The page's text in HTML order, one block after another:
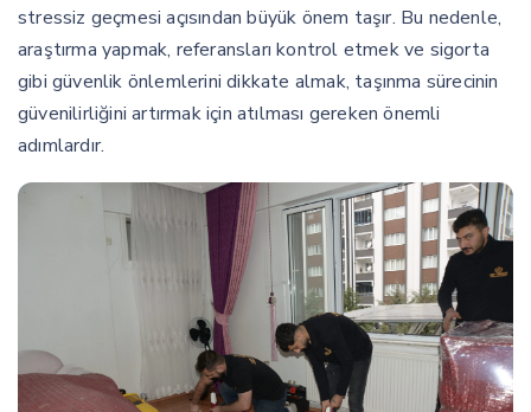
stressiz geçmesi açısından büyük önem taşır. Bu nedenle,
araştırma yapmak, referansları kontrol etmek ve sigorta
gibi güvenlik önlemlerini dikkate almak, taşınma sürecinin
güvenilirliğini artırmak için atılması gereken önemli
adımlardır.